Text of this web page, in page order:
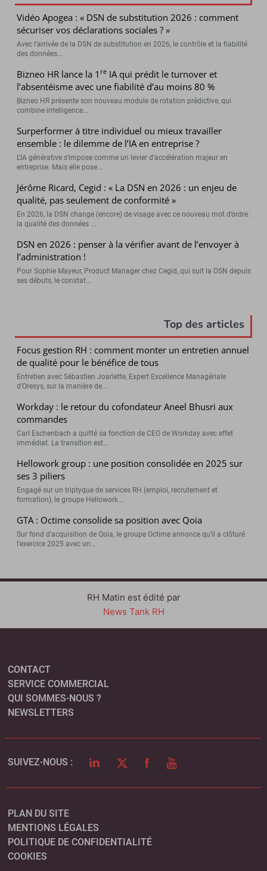
Vidéo Apogea : « DSN de substitution 2026 : comment
sécuriser vos déclarations sociales ? »
Avec l’arrivée de la DSN de substitution en 2026, le contrôle et la fiabilité
des données...
Bizneo HR lance la 1 re IA qui prédit le turnover et
l’absentéisme avec une fiabilité d’au moins 80 %
Bizneo HR présente son nouveau module de rotation prédictive, qui
combine intelligence...
Surperformer à titre individuel ou mieux travailler
ensemble : le dilemme de l’IA en entreprise ?
L’IA générative s’impose comme un levier d’accélération majeur en
entreprise. Mais elle pose...
Jérôme Ricard, Cegid : « La DSN en 2026 : un enjeu de
qualité, pas seulement de conformité »
En 2026, la DSN change (encore) de visage avec ce nouveau mot d’ordre :
la qualité des données ...
DSN en 2026 : penser à la vérifier avant de l’envoyer à
l’administration !
Pour Sophie Mayeur, Product Manager chez Cegid, qui suit la DSN depuis
ses débuts, le constat...
Top des articles
Focus gestion RH : comment monter un entretien annuel
de qualité pour le bénéfice de tous
Entretien avec Sébastien Joarlette, Expert Excellence Managériale
d’Oresys, sur la manière de...
Workday : le retour du cofondateur Aneel Bhusri aux
commandes
Carl Eschenbach a quitté sa fonction de CEO de Workday avec effet
immédiat. La transition est...
Hellowork group : une position consolidée en 2025 sur
ses 3 piliers
Engagé sur un triptyque de services RH (emploi, recrutement et
formation), le groupe Hellowork...
GTA : Octime consolide sa position avec Qoia
Sur fond d’acquisition de Qoia, le groupe Octime annonce qu’il a clôturé
l’exercice 2025 avec un...
RH Matin est édité par
News Tank RH
CONTACT
SERVICE COMMERCIAL
QUI SOMMES-NOUS ?
NEWSLETTERS
SUIVEZ-NOUS : LINKEDINTWITTERFACEBOOK
YOUTUBE
PLAN DU SITE
MENTIONS LÉGALES
POLITIQUE DE CONFIDENTIALITÉ
COOKIES